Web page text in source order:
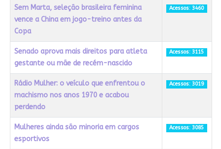
Sem Marta, seleção brasileira feminina
vence a China em jogo-treino antes da
Copa
Acessos: 3460
Senado aprova mais direitos para atleta
gestante ou mãe de recém-nascido
Acessos: 3115
Rádio Mulher: o veículo que enfrentou o
machismo nos anos 1970 e acabou
perdendo
Acessos: 3019
Mulheres ainda são minoria em cargos
esportivos
Acessos: 3085